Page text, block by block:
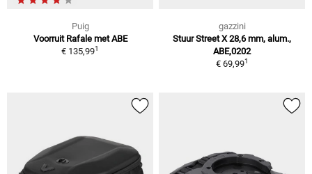
Puig
Voorruit Rafale met ABE
€ 135,991
gazzini
Stuur Street X 28,6 mm, alum.,
ABE,0202
€ 69,991